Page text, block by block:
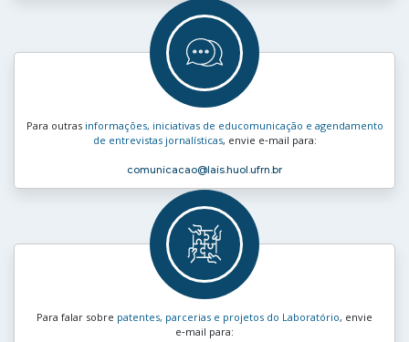
Para outras informações, iniciativas de educomunicação e agendamento
de entrevistas jornalísticas, envie e‑mail para:
comunicacao@lais.huol.ufrn.br
Para falar sobre patentes, parcerias e projetos do Laboratório, envie
e‑mail para: